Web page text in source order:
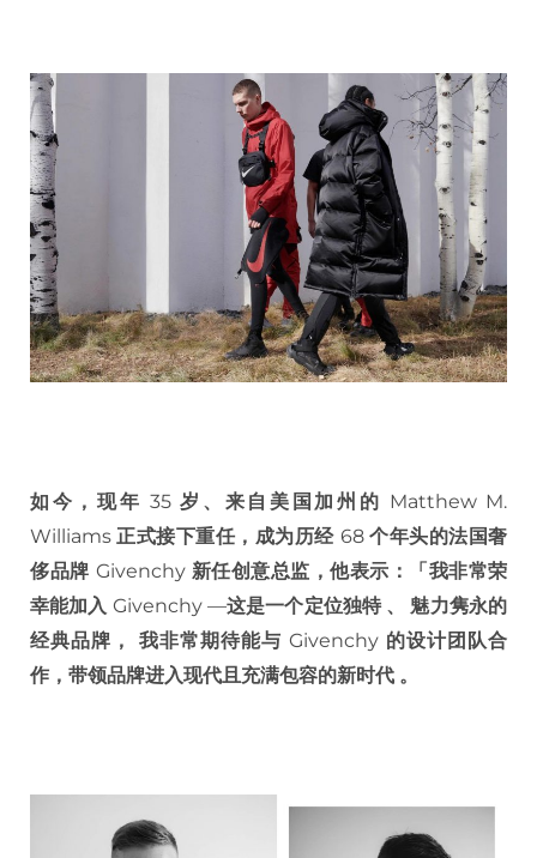
如今，现年 35岁、来自美国加州的 Matthew M.
Williams 正式接下重任，成为历经 68个年头的法国奢
侈品牌 Givenchy 新任创意总监，他表示：「我非常荣
幸能加入 Givenchy —这是一个定位独特 、
魅力隽永的
经典品牌，
我非常期待能与Givenchy 的设计团队合
作，带领品牌进入现代且充满包容的新时代 。